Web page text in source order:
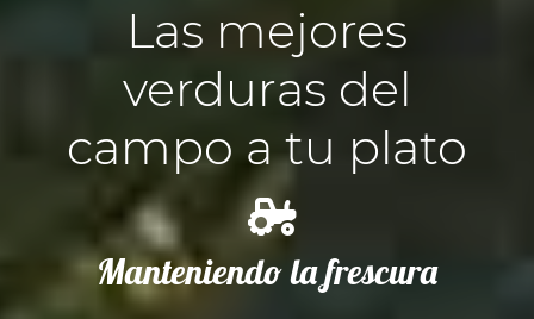
Las mejores
verduras del
campo a tu plato
Manteniendo la frescura